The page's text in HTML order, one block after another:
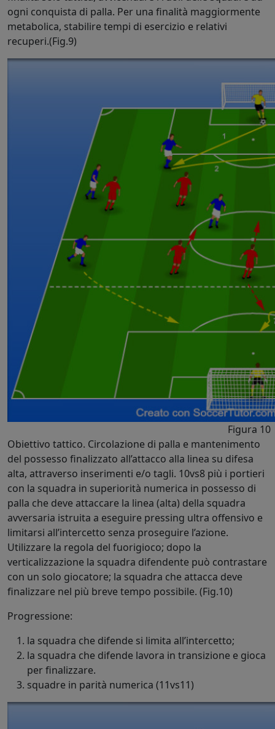
ogni conquista di palla. Per una finalità maggiormente
metabolica, stabilire tempi di esercizio e relativi
recuperi.(Fig.9)
Figura 10
Obiettivo tattico. Circolazione di palla e mantenimento
del possesso finalizzato all’attacco alla linea su difesa
alta, attraverso inserimenti e/o tagli. 10vs8 più i portieri
con la squadra in superiorità numerica in possesso di
palla che deve attaccare la linea (alta) della squadra
avversaria istruita a eseguire pressing ultra offensivo e
limitarsi all’intercetto senza proseguire l’azione.
Utilizzare la regola del fuorigioco; dopo la
verticalizzazione la squadra difendente può contrastare
con un solo giocatore; la squadra che attacca deve
finalizzare nel più breve tempo possibile. (Fig.10)
Progressione:
la squadra che difende si limita all’intercetto;
la squadra che difende lavora in transizione e gioca
per finalizzare.
squadre in parità numerica (11vs11)